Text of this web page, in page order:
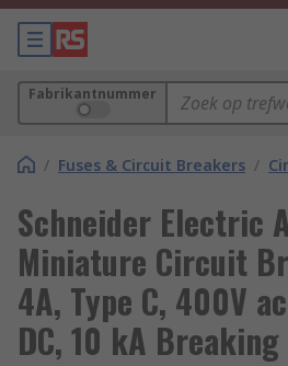
Fabrikantnummer
/ Fuses & Circuit Breakers /
Schneider Electric
Miniature Circuit
4A, Type C, 400V
DC, 10 kA Breaking